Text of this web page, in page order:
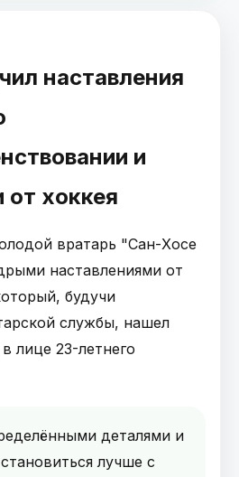
наставления
и
от хоккея
вратарь "Сан-Хосе
наставлениями от
будучи
службы, нашел
лице 23-летнего
деталями и
лучше с